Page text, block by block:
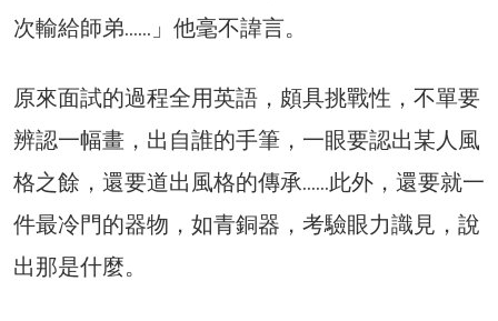
次輸給師弟……」他毫不諱言。
原來面試的過程全用英語，頗具挑戰性，不單要
辨認一幅畫，出自誰的手筆，一眼要認出某人風
格之餘，還要道出風格的傳承……此外，還要就一
件最冷門的器物，如青銅器，考驗眼力識見，說
出那是什麼。